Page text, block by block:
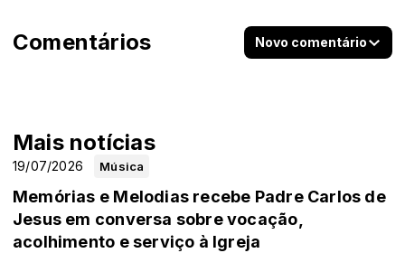
Comentários Novo comentário
Mais notícias
Música
19/07/2026
Memórias e Melodias recebe Padre Carlos de
Jesus em conversa sobre vocação,
acolhimento e serviço à Igreja